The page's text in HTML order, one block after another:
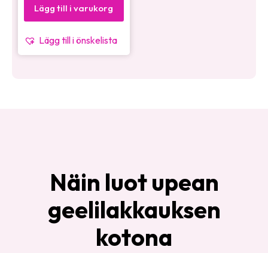
Lägg till i varukorg
Lägg till i önskelista
Näin luot upean
geelilakkauksen
kotona